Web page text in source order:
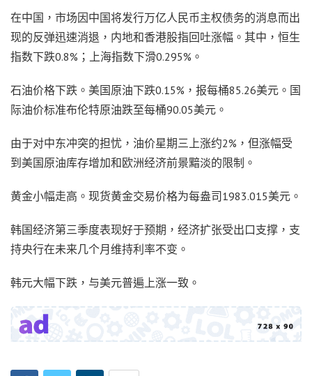
在中国，市场因中国将发行万亿人民币主权债务的消息而出
现的反弹迅速消退，内地和香港股指回吐涨幅。其中，恒生
指数下跌0.8%；上海指数下滑0.295%。
石油价格下跌。美国原油下跌0.15%，报每桶85.26美元。国
际油价标准布伦特原油跌至每桶90.05美元。
由于对中东冲突的担忧，油价星期三上涨约2%，但涨幅受
到美国原油库存增加和欧洲经济前景黯淡的限制。
黄金小幅走高。现货黄金交易价格为每盎司1983.015美元。
韩国经济第三季度表现好于预期，经济扩张受出口支撑，支
持央行在未来几个月维持利率不变。
韩元大幅下跌，与美元普遍上涨一致。